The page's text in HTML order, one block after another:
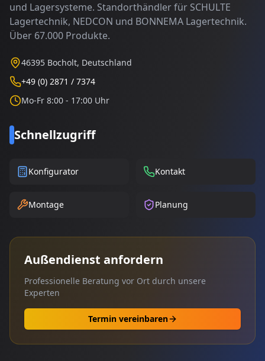
und Lagersysteme. Standorthändler für SCHULTE
Lagertechnik, NEDCON und BONNEMA Lagertechnik.
Über 67.000 Produkte.
46395 Bocholt, Deutschland
+49 (0) 2871 / 7374
Mo-Fr 8:00 - 17:00 Uhr
Schnellzugriff
Konfigurator Kontakt
Montage Planung
Außendienst anfordern
Professionelle Beratung vor Ort durch unsere
Experten
Termin vereinbaren